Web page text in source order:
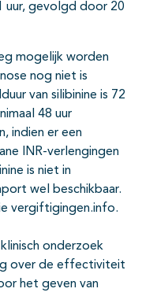
uur, gevolgd door 20
mogelijk worden
nog niet is
van silibinine is 72
48 uur
indien er een
INR-verlengingen
is niet in
wel beschikbaar.
vergiftigingen.info.
onderzoek
over de effectiviteit
het geven van